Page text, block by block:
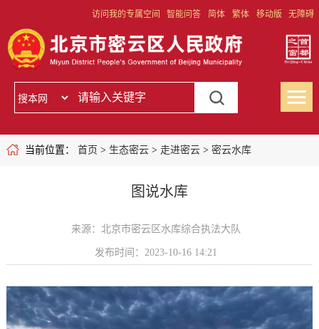
访问我的专属空间 智能问答 简体 繁体 移动版 无障碍
当前位置： 首页 > 生态密云> 走进密云> 密云水库
图说水库
来源：北京市密云区水库综合执法大队
发布时间：2023-10-16 14:21